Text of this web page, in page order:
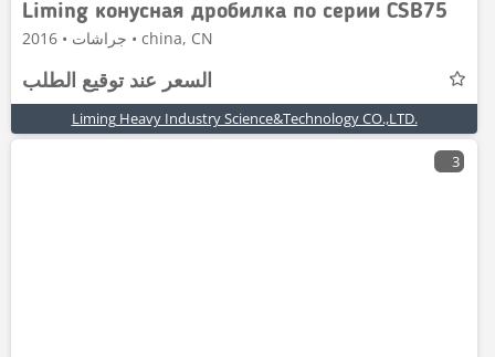
Liming конусная дробилка по серии CSB75
جراشات • 2016 • china, CN
السعر عند توقيع الطلب
Liming Heavy Industry Science&Technology CO.,LTD.
3